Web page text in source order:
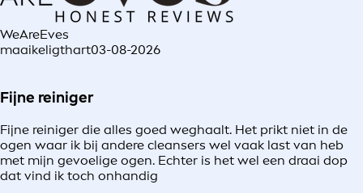
WeAreEves
maaikeligthart03-08-2026
Fijne reiniger
Fijne reiniger die alles goed weghaalt. Het prikt niet in de
ogen waar ik bij andere cleansers wel vaak last van heb
met mijn gevoelige ogen. Echter is het wel een draai dop
dat vind ik toch onhandig